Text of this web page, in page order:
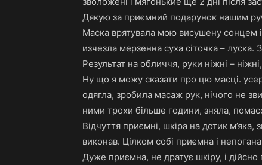
Дякую за приємний подарунок нашим
Маска врятувала мою висушену сонцем
изчезла мерзенна суха сіточка –
Результат на обличчя, руки ніжні –
Ну що я можу сказати про цю масці.
одягла, зробила масаж рук, нічого не
ними трохи більше години, зняла,
Відчуття приємні, шкіра на дотик
виконав. Цілком собі приємна і
Дуже приємна, не дратує шкіру, і